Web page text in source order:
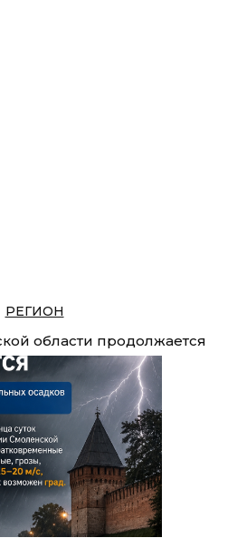
РЕГИОН
области продолжается